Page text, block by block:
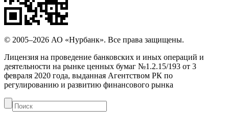
© 2005–2026 АО «Нурбанк». Все права защищены.
Лицензия на проведение банковских и иных операций и
деятельности на рынке ценных бумаг №1.2.15/193 от 3
февраля 2020 года, выданная Агентством РК по
регулированию и развитию финансового рынка